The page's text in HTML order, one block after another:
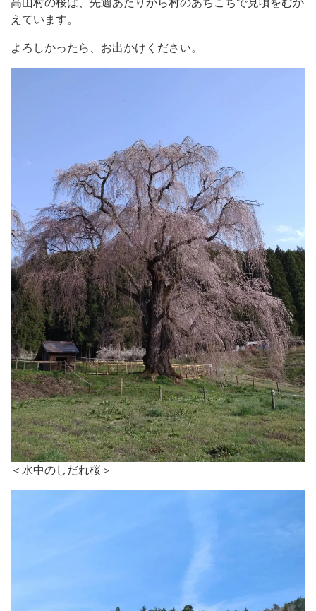
高山村の桜は、先週あたりから村のあちこちで見頃をむか
えています。
よろしかったら、お出かけください。
＜水中のしだれ桜＞